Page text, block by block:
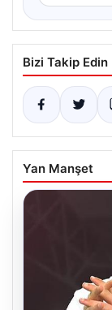
Bizi Takip Edin
Yan Manşet